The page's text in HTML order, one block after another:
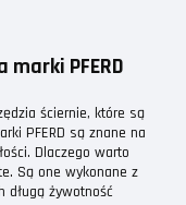
PFERD
ściernie, które są
PFERD są znane na
Dlaczego warto
Są one wykonane z
długą żywotność